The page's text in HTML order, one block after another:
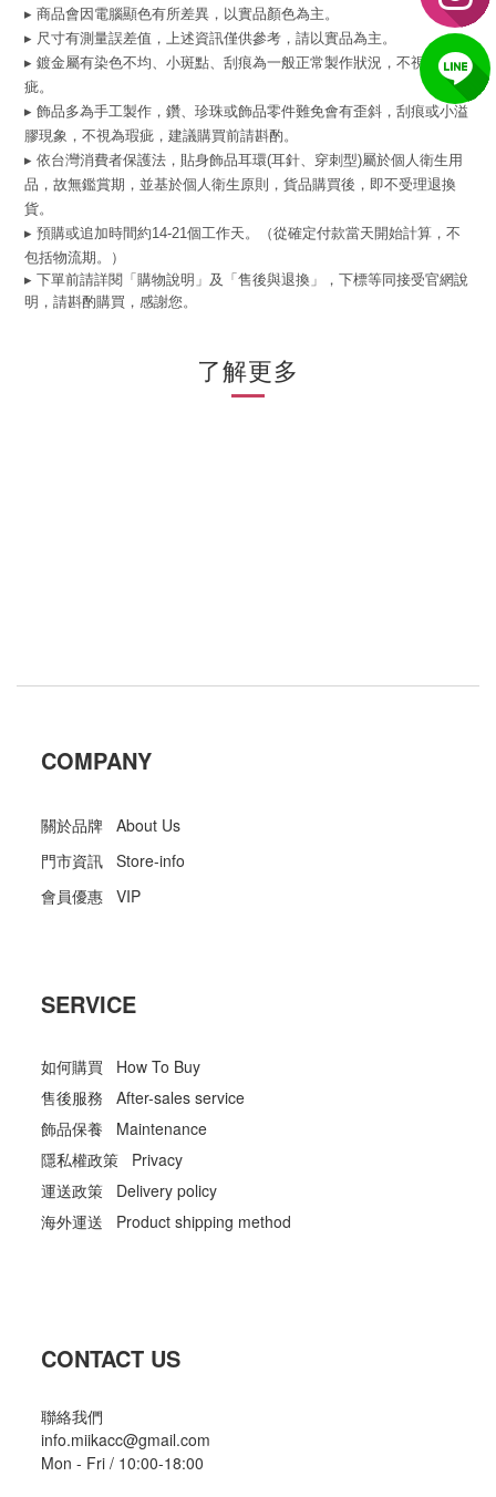
▸ 商品會因電腦顯色有所差異，以實品顏色為主。
▸ 尺寸有測量誤差值，上述資訊僅供參考，請以實品為主。
▸ 鍍金屬有染色不均、小斑點、刮痕為一般正常製作狀況，不視為瑕
疵。
▸ 飾品多為手工製作，鑽、珍珠或飾品零件難免會有歪斜，刮痕或小溢
膠現象，不視為瑕疵，建議購買前請斟酌。
▸ 依台灣消費者保護法，貼身飾品耳環(耳針、穿刺型)屬於個人衛生用
品，故無鑑賞期，並基於個人衛生原則，貨品購買後，即不受理退換
貨。
▸ 預購或追加時間約14-21個工作天。（從確定付款當天開始計算，不
包括物流期。）
▸ 下單前請詳閱「購物說明」及「售後與退換」，下標等同接受官網說
明，請斟酌購買，感謝您。
了解更多
COMPANY
關於品牌 About Us
門市資訊 Store-info
會員優惠 VIP
SERVICE
如何購買 How To Buy
售後服務 After-sales service
飾品保養 Maintenance
隱私權政策 Privacy
運送政策 Delivery policy
海外運送 Product shipping method
CONTACT US
聯絡我們
info.miikacc@gmail.com
Mon - Fri / 10:00-18:00